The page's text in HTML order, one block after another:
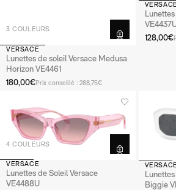
3 COULEURS
VERSACE
Lunettes de soleil Versace Medusa
Horizon VE4461
180,00€Prix conseillé : 288,75€
128,00€
4 COULEURS
VERSACE
Lunettes de Soleil Versace
VE4488U
Biggie